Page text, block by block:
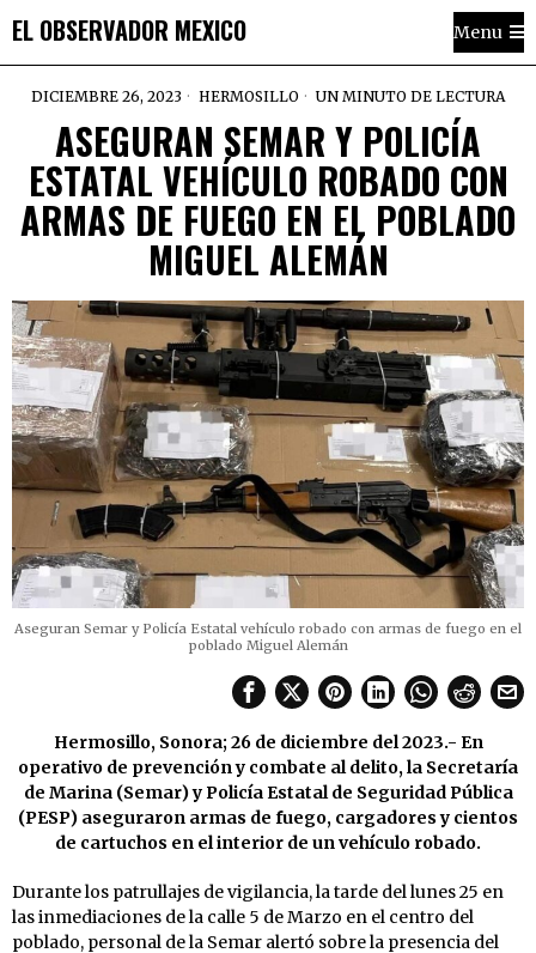
EL OBSERVADOR MEXICO Menu
DICIEMBRE 26, 2023 HERMOSILLO UN MINUTO DE LECTURA
ASEGURAN SEMAR Y POLICÍA
ESTATAL VEHÍCULO ROBADO CON
ARMAS DE FUEGO EN EL POBLADO
MIGUEL ALEMÁN
Aseguran Semar y Policía Estatal vehículo robado con armas de fuego en el
poblado Miguel Alemán
Hermosillo, Sonora; 26 de diciembre del 2023.- En
operativo de prevención y combate al delito, la Secretaría
de Marina (Semar) y Policía Estatal de Seguridad Pública
(PESP) aseguraron armas de fuego, cargadores y cientos
de cartuchos en el interior de un vehículo robado.
Durante los patrullajes de vigilancia, la tarde del lunes 25 en
las inmediaciones de la calle 5 de Marzo en el centro del
poblado, personal de la Semar alertó sobre la presencia del